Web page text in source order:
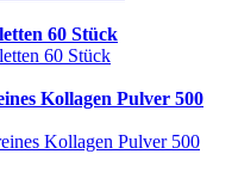
60 Stück
Kollagen Pulver 500